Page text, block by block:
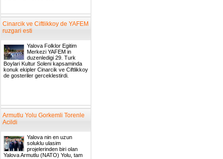
Cinarcik ve Ciftlikkoy de YAFEM
ruzgari esti
Yalova Folklor Egitim
Merkezi YAFEM in
duzenledigi 29. Turk
Boylari Kultur Soleni kapsaminda
konuk ekipler Cinarcik ve Ciftlikkoy
de gosteriler gerceklestirdi.
Armutlu Yolu Gorkemli Torenle
Acildi
Yalova nin en uzun
soluklu ulasim
projelerinden biri olan
Yalova Armutlu (NATO) Yolu, tam